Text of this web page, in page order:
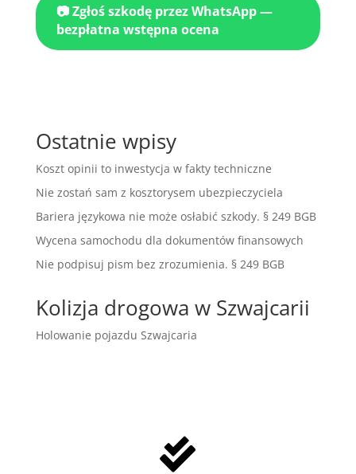
📷 Zgłoś szkodę przez WhatsApp —
bezpłatna wstępna ocena
Ostatnie wpisy
Koszt opinii to inwestycja w fakty techniczne
Nie zostań sam z kosztorysem ubezpieczyciela
Bariera językowa nie może osłabić szkody. § 249 BGB
Wycena samochodu dla dokumentów finansowych
Nie podpisuj pism bez zrozumienia. § 249 BGB
Kolizja drogowa w Szwajcarii
Holowanie pojazdu Szwajcaria
